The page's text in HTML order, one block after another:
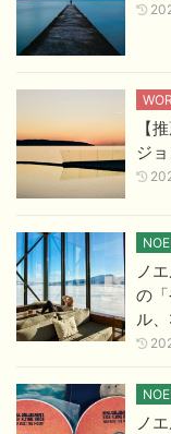
【
ジ
ノ
の
ル
ノ